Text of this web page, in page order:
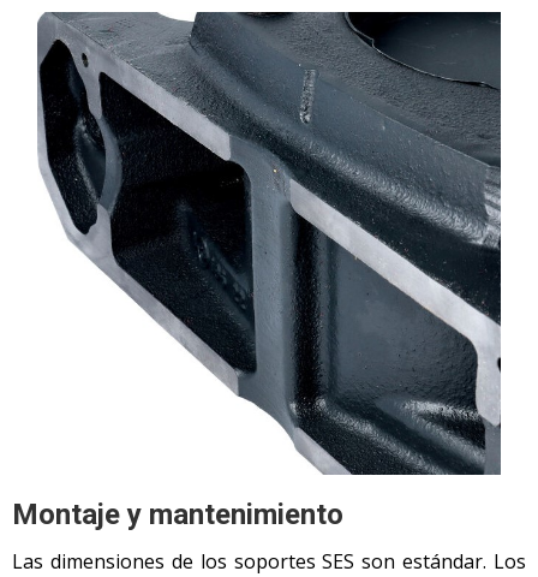
Montaje y mantenimiento
Las dimensiones de los soportes SES son estándar. Los